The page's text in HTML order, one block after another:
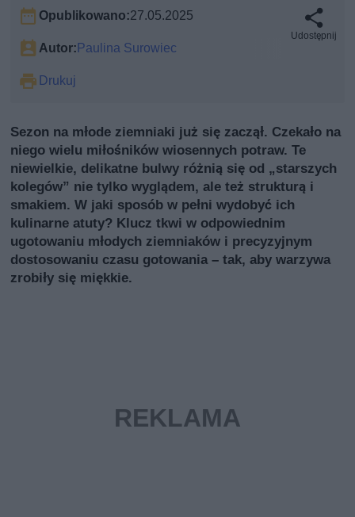
Opublikowano:27.05.2025
Autor:Paulina Surowiec
Drukuj
Udostępnij
Sezon na młode ziemniaki już się zaczął. Czekało na
niego wielu miłośników wiosennych potraw. Te
niewielkie, delikatne bulwy różnią się od „starszych
kolegów” nie tylko wyglądem, ale też strukturą i
smakiem. W jaki sposób w pełni wydobyć ich
kulinarne atuty? Klucz tkwi w odpowiednim
ugotowaniu młodych ziemniaków i precyzyjnym
dostosowaniu czasu gotowania – tak, aby warzywa
zrobiły się miękkie.